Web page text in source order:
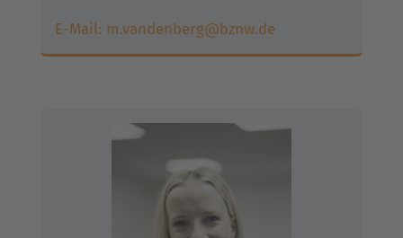
E-Mail: m.vandenberg@bznw.de